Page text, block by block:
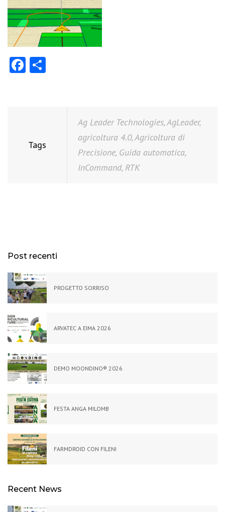
Facebook
Tags
Ag Leader Technologies,AgLeader,
agricoltura 4.0,Agricoltura di
Precisione, Guida automatica,
InCommand, RTK
Post recenti
PROGETTO SORRISO
ARVATEC A EIMA 2026
DEMO MOONDINO®️ 2026
FESTA ANGA MILOMB
FARMDROID CON FILENI
Recent News